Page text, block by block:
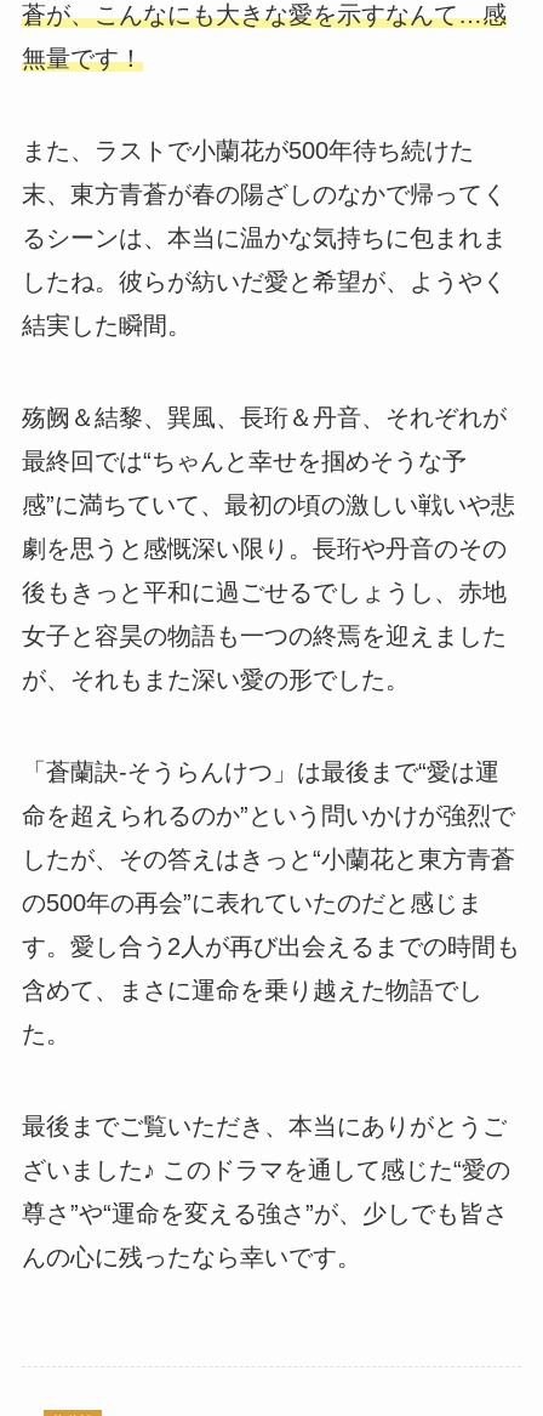
蒼が、こんなにも大きな愛を示すなんて…感
無量です！
また、ラストで小蘭花が500年待ち続けた
末、東方青蒼が春の陽ざしのなかで帰ってく
るシーンは、本当に温かな気持ちに包まれま
したね。彼らが紡いだ愛と希望が、ようやく
結実した瞬間。
殇阙＆結黎、巽風、長珩＆丹音、それぞれが
最終回では“ちゃんと幸せを掴めそうな予
感”に満ちていて、最初の頃の激しい戦いや悲
劇を思うと感慨深い限り。長珩や丹音のその
後もきっと平和に過ごせるでしょうし、赤地
女子と容昊の物語も一つの終焉を迎えました
が、それもまた深い愛の形でした。
「蒼蘭訣-そうらんけつ」は最後まで“愛は運
命を超えられるのか”という問いかけが強烈で
したが、その答えはきっと“小蘭花と東方青蒼
の500年の再会”に表れていたのだと感じま
す。愛し合う2人が再び出会えるまでの時間も
含めて、まさに運命を乗り越えた物語でし
た。
最後までご覧いただき、本当にありがとうご
ざいました♪ このドラマを通して感じた“愛の
尊さ”や“運命を変える強さ”が、少しでも皆さ
んの心に残ったなら幸いです。